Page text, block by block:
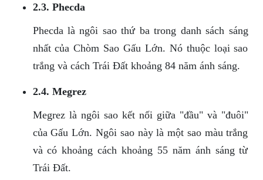
2.3. Phecda
Phecda là ngôi sao thứ ba trong danh sách sáng
nhất của Chòm Sao Gấu Lớn. Nó thuộc loại sao
trắng và cách Trái Đất khoảng 84 năm ánh sáng.
2.4. Megrez
Megrez là ngôi sao kết nối giữa "đầu" và "đuôi"
của Gấu Lớn. Ngôi sao này là một sao màu trắng
và có khoảng cách khoảng 55 năm ánh sáng từ
Trái Đất.